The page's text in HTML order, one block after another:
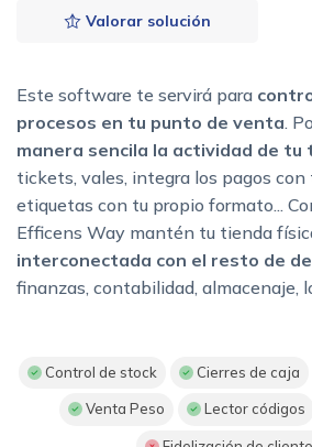
Valorar solución
Este software te servirá para
procesos en tu punto de venta .
manera sencila la actividad de tu
tickets, vales, integra los pagos
etiquetas con tu propio formato...
Efficens Way mantén tu tienda
interconectada con el resto de
finanzas, contabilidad, almacenaje,
Control de stock Cierres de caja
Venta Peso Lector códigos